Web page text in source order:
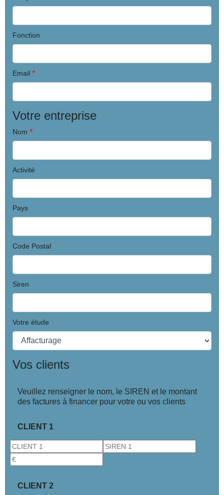
Fonction
Email *
Votre entreprise
Nom *
Activité
Pays
Code Postal
Siren
Votre étude
Vos clients
Veuillez renseigner le nom, le SIREN et le montant
des factures à financer pour votre ou vos clients
CLIENT 1
CLIENT 2